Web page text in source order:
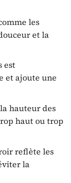
les
et la
est
et ajoute une
hauteur des
haut ou trop
reflète les
la